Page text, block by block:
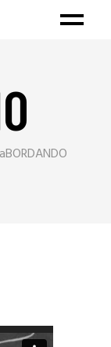
aBORDANDO